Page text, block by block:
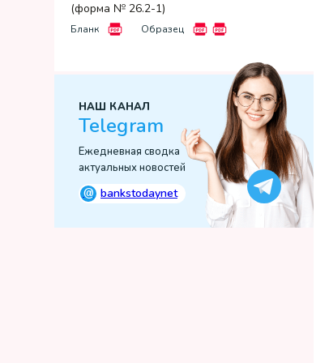
(форма № 26.2-1)
Бланк Образец
НАШ КАНАЛ
Telegram
Ежедневная сводка
актуальных новостей
@ bankstodaynet